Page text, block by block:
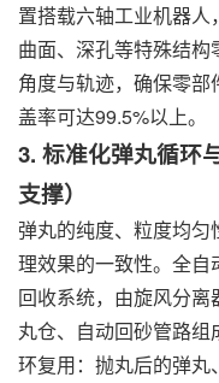
置搭载六轴工业机器
曲面、深孔等特殊结
角度与轨迹，确保零
盖率可达99.5%以上。
3. 标准化弹丸循环
支撑）
弹丸的纯度、粒度均
理效果的一致性。全
回收系统，由旋风分
丸仓、自动回砂管路
环复用：抛丸后的弹